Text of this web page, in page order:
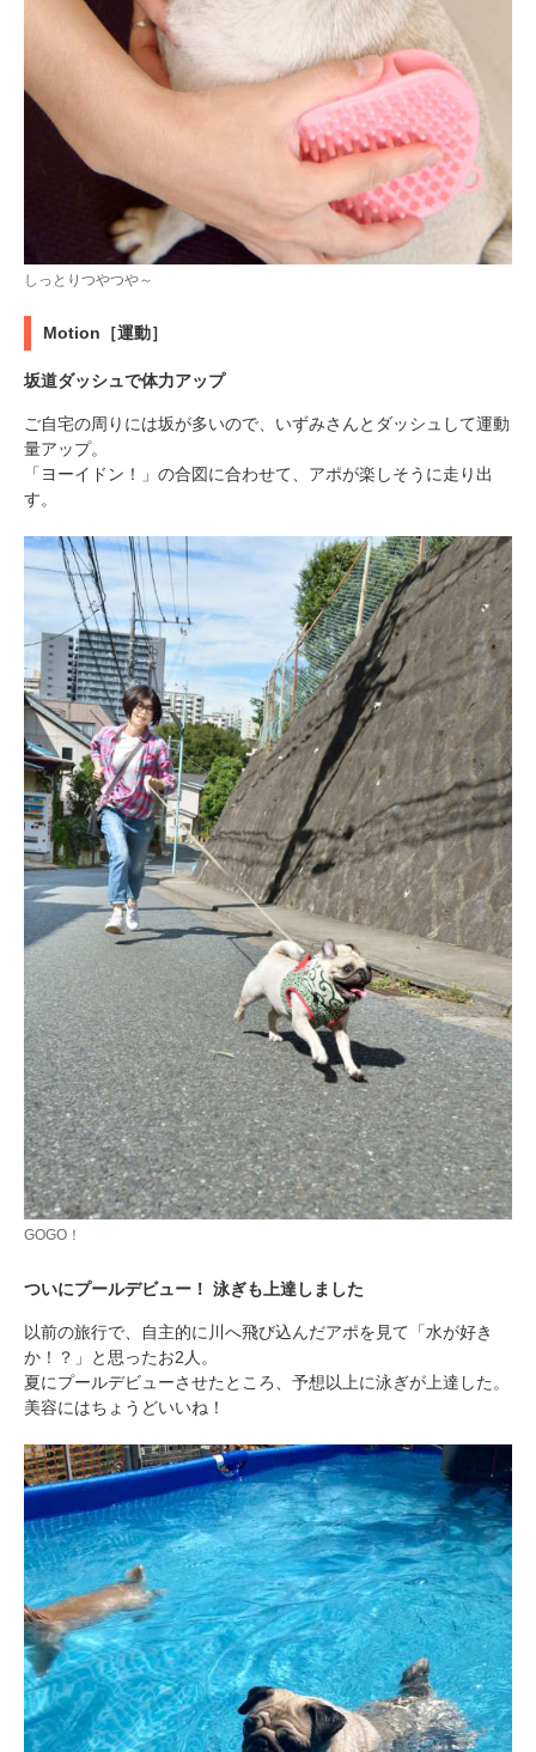
しっとりつやつや～
Motion［運動］
坂道ダッシュで体力アップ
ご自宅の周りには坂が多いので、いずみさんとダッシュして運動
量アップ。
「ヨーイドン！」の合図に合わせて、アポが楽しそうに走り出
す。
GOGO！
ついにプールデビュー！ 泳ぎも上達しました
以前の旅行で、自主的に川へ飛び込んだアポを見て「水が好き
か！？」と思ったお2人。
夏にプールデビューさせたところ、予想以上に泳ぎが上達した。
美容にはちょうどいいね！